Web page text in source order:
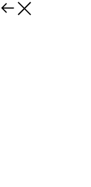
назад